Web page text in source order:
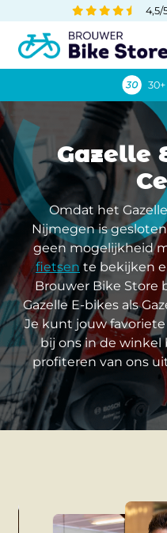
4,5/
Gazelle
Omdat het
Nijmegen is
geen mogelijkheid
fietsente bekijken
Brouwer Bike Store
Gazelle E-bikes als
Je kunt jouw
bij ons in de winkel
profiteren van ons